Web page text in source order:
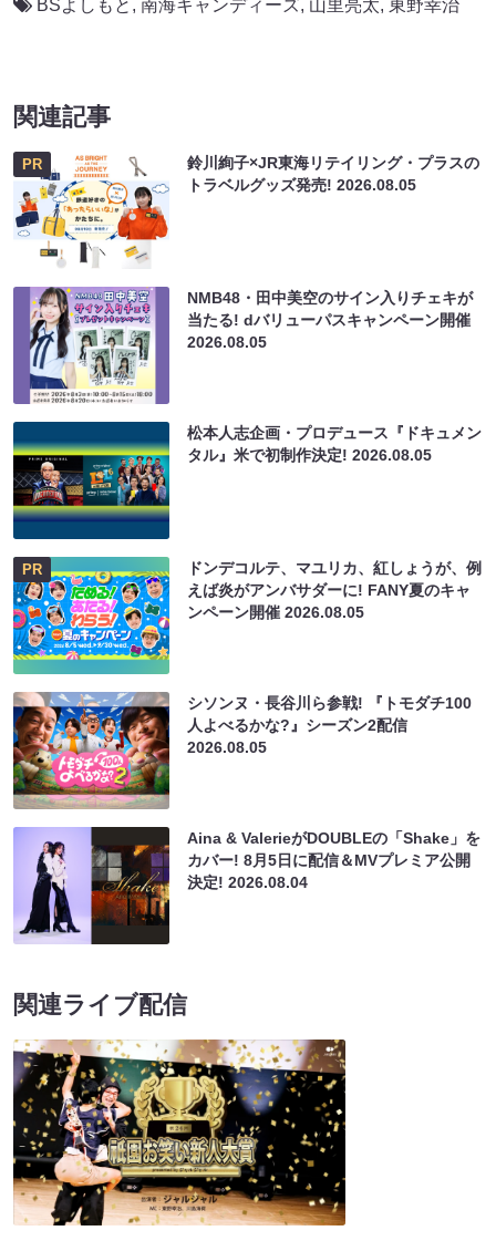
BSよしもと , 南海キャンディーズ, 山里亮太, 東野幸治
関連記事
PR
鈴川絢子×JR東海リテイリング・プラスの
トラベルグッズ発売!2026.08.05
NMB48・田中美空のサイン入りチェキが
当たる! dバリューパスキャンペーン開催
2026.08.05
松本人志企画・プロデュース『ドキュメン
タル』米で初制作決定!2026.08.05
PR
ドンデコルテ、マユリカ、紅しょうが、例
えば炎がアンバサダーに! FANY夏のキャ
ンペーン開催2026.08.05
シソンヌ・長谷川ら参戦! 『トモダチ100
人よべるかな?』シーズン2配信
2026.08.05
Aina & ValerieがDOUBLEの「Shake」を
カバー! 8月5日に配信＆MVプレミア公開
決定!2026.08.04
関連ライブ配信